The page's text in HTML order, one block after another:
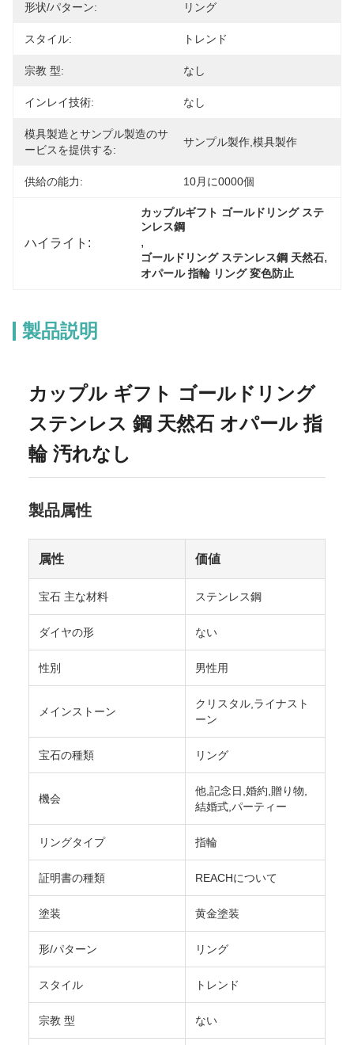
形状/パターン: リング
スタイル: トレンド
宗教 型: なし
インレイ技術: なし
模具製造とサンプル製造のサ
ービスを提供する:
サンプル製作,模具製作
供給の能力: 10月に0000個
ハイライト:
カップルギフト ゴールドリング ステ
ンレス鋼
,
ゴールドリング ステンレス鋼 天然石
オパール 指輪 リング 変色防止
製品説明
カップル ギフト ゴールドリング
ステンレス 鋼 天然石 オパール 指
輪 汚れなし
製品属性
属性 価値
宝石 主な材料 ステンレス鋼
ダイヤの形 ない
性別 男性用
メインストーン
クリスタル,ライナスト
ーン
宝石の種類 リング
機会
他,記念日,婚約,贈り物,
結婚式,パーティー
リングタイプ 指輪
証明書の種類 REACHについて
塗装 黄金塗装
形/パターン リング
スタイル トレンド
宗教 型 ない